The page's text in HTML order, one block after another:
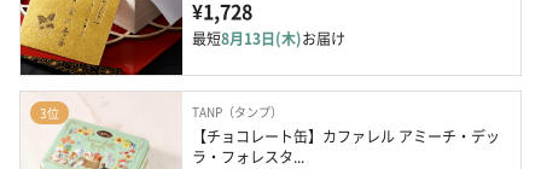
¥1,728
最短8月13日(木)お届け
3位 TANP（タンプ）
【チョコレート缶】カファレル アミーチ・デッ
ラ・フォレスタ...